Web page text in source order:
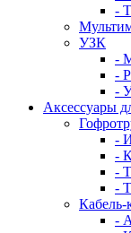
-
УЗК
-
-
-
Аксессуары
-
-
-
-
Кабель-
-